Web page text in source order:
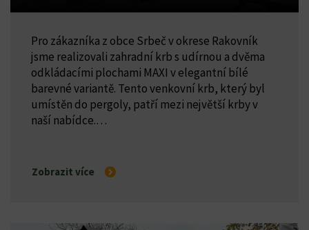
Pro zákazníka z obce Srbeč v okrese Rakovník
jsme realizovali zahradní krb s udírnou a dvěma
odkládacími plochami MAXI v elegantní bílé
barevné variantě. Tento venkovní krb, který byl
umístěn do pergoly, patří mezi největší krby v
naší nabídce.…
Zobrazit více